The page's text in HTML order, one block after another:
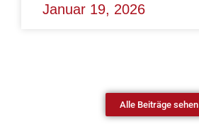
Januar 19, 2026
Alle Beiträge sehen